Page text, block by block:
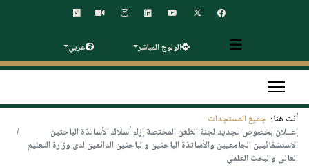
الولوج المباشر عربي
أنت هنا: جميع المستجدات
إعــلان بخصوص تجديد لجنة الطعن المختصة إزاء أسلاك الأساتذة الباحثين
الاستشفائيين الجامعيين والأساتذة الباحثين والباحثين الدائمين لدى وزارة التعليم
العالي والبحث العلمي